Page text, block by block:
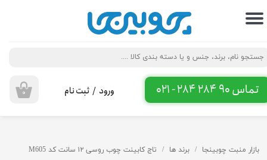
تماس 90 284 284 - 021 ۰ ورود / ثبت نام
حساب کاربری من
تغییر گذر واژه
سفارشات
خروج از حساب کاربری
بازار منبت چوبینجا برند ها تاج کابینت چوب روسی ۱۲ سانت کد M605